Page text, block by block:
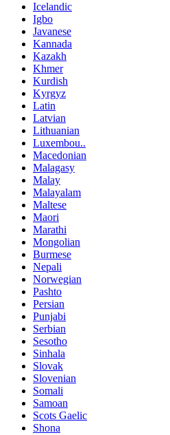
Icelandic
Igbo
Javanese
Kannada
Kazakh
Khmer
Kurdish
Kyrgyz
Latin
Latvian
Lithuanian
Luxembou..
Macedonian
Malagasy
Malay
Malayalam
Maltese
Maori
Marathi
Mongolian
Burmese
Nepali
Norwegian
Pashto
Persian
Punjabi
Serbian
Sesotho
Sinhala
Slovak
Slovenian
Somali
Samoan
Scots Gaelic
Shona